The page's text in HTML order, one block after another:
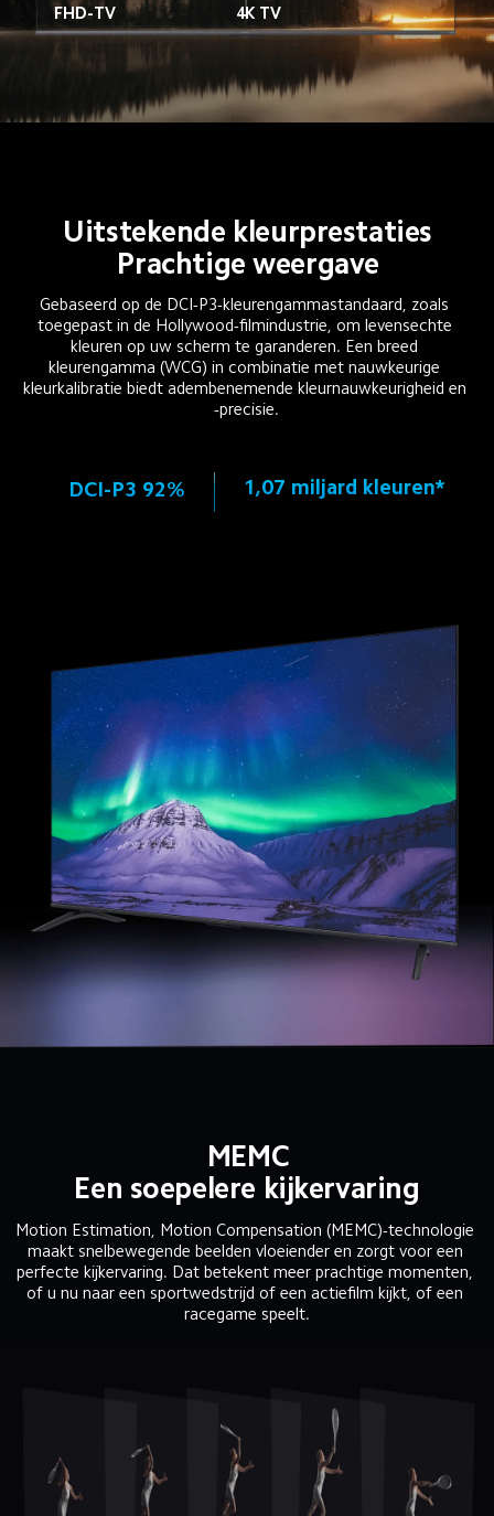
FHD-TV 4K TV
Uitstekende kleurprestaties
Prachtige weergave
Gebaseerd op de DCI-P3-kleurengammastandaard, zoals
toegepast in de Hollywood-filmindustrie, om levensechte
kleuren op uw scherm te garanderen. Een breed
kleurengamma (WCG) in combinatie met nauwkeurige
kleurkalibratie biedt adembenemende kleurnauwkeurigheid en
-precisie.
DCI-P3 92% 1,07 miljard kleuren*
MEMC
Een soepelere kijkervaring
Motion Estimation, Motion Compensation (MEMC)-technologie
maakt snelbewegende beelden vloeiender en zorgt voor een
perfecte kijkervaring. Dat betekent meer prachtige momenten,
of u nu naar een sportwedstrijd of een actiefilm kijkt, of een
racegame speelt.